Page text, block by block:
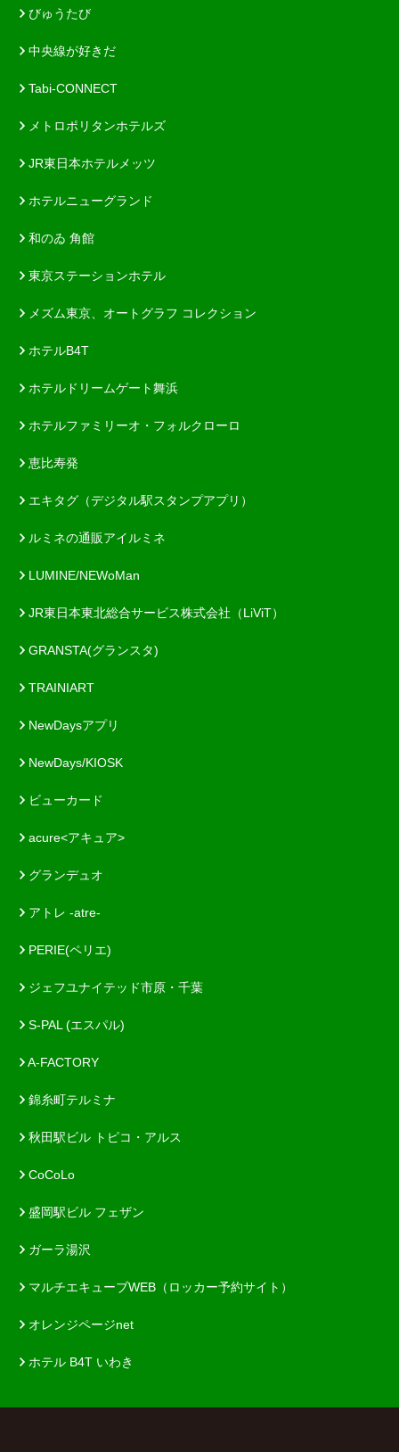
びゅうたび
中央線が好きだ
Tabi-CONNECT
メトロポリタンホテルズ
JR東日本ホテルメッツ
ホテルニューグランド
和のゐ 角館
東京ステーションホテル
メズム東京、オートグラフ コレクション
ホテルB4T
ホテルドリームゲート舞浜
ホテルファミリーオ・フォルクローロ
恵比寿発
エキタグ（デジタル駅スタンプアプリ）
ルミネの通販アイルミネ
LUMINE/NEWoMan
JR東日本東北総合サービス株式会社（LiViT）
GRANSTA(グランスタ)
TRAINIART
NewDaysアプリ
NewDays/KIOSK
ビューカード
acure<アキュア>
グランデュオ
アトレ -atre-
PERIE(ペリエ)
ジェフユナイテッド市原・千葉
S-PAL (エスパル)
A-FACTORY
錦糸町テルミナ
秋田駅ビル トピコ・アルス
CoCoLo
盛岡駅ビル フェザン
ガーラ湯沢
マルチエキューブWEB（ロッカー予約サイト）
オレンジページnet
ホテル B4T いわき